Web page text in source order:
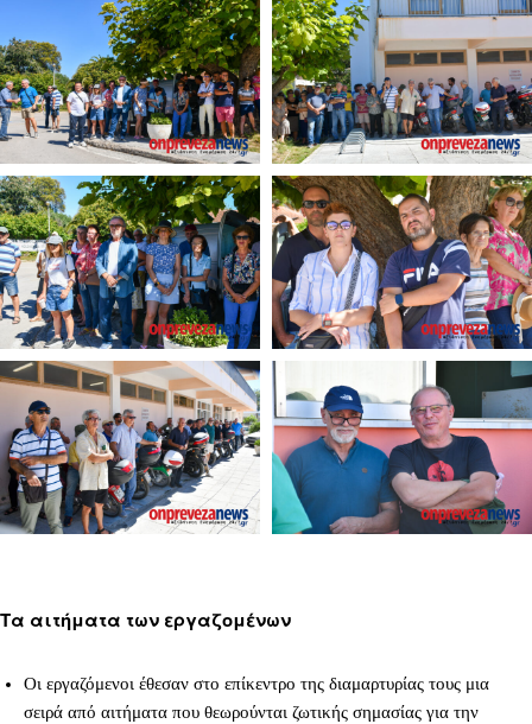
Τα αιτήματα των εργαζομένων
Οι εργαζόμενοι έθεσαν στο επίκεντρο της διαμαρτυρίας τους μια
σειρά από αιτήματα που θεωρούνται ζωτικής σημασίας για την